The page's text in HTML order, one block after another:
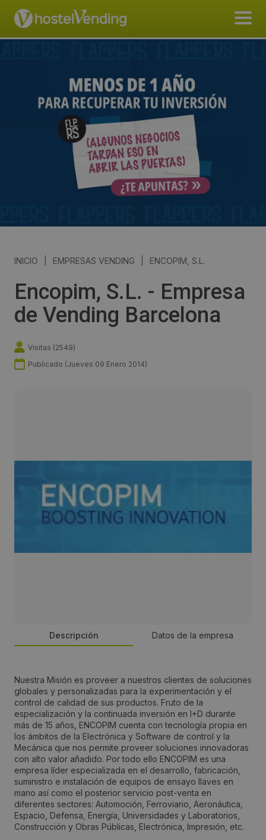
INICIO EMPRESAS VENDING ENCOPIM, S.L.
Encopim, S.L. - Empresa
de Vending Barcelona
Visitas (2549)
Publicado (Jueves 09 Enero 2014)
Descripción Datos de la empresa
Nuestra Misión es proveer a nuestros clientes de soluciones
globales y personalizadas para la experimentación y el
control de calidad de sus productos. Fruto de la
especialización y la continuada inversión en I+D durante
más de 15 años, ENCOPIM cuenta con tecnología propia en
los ámbitos de la Electrónica y Software de control y la
Mecánica que nos permite proveer soluciones innovadoras
con alto valor añadido. Por todo ello ENCOPIM es una
empresa líder especializada en el desarrollo, fabricación,
suministro e instalación de equipos de ensayo llaves en
mano así como el posterior servicio post-venta en
diferentes sectores: Automoción, Ferroviario, Aeronáutica,
Espacio, Defensa, Energía, Universidades y Laboratorios,
Construcción y Obras Públicas, Electrónica, Impresión, etc.
Persona de contacto:
Gerente
Dirección:
Pol. Ind. Els Pinetons, Ctra. Santiga, 104
Localidad:
Ripollet
Código Postal: